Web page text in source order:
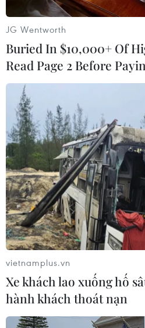
Anh cho biết: “Chúng tôi
hóa với các món ăn. Đây
đặc biệt là với các con tôi
nên các cháu không biết
nước châu Á và bắt đầu
Các cháu đã rất tò mò và
chúng tôi quyết tâm tham
những sự kiện như thế
Nhân dịp năm mới âm
cả mọi người trên thế giới
bình và luôn được hạnh
Người Việt đón
năm mới xa xứ: Nhớ
đình, nhớ bạn bè, nhớ
cả!
JG Wentworth
Buried In $10,000+ Of
Read Page 2 Before
vietnamplus.vn
Xe khách lao xuống hố
hành khách thoát nạn